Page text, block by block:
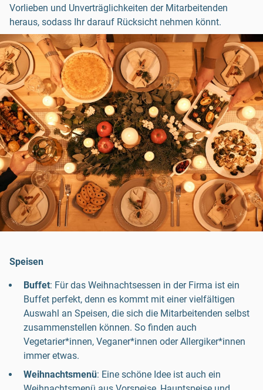
Vorlieben und Unverträglichkeiten der Mitarbeitenden
heraus, sodass Ihr darauf Rücksicht nehmen könnt.
Speisen
Buffet: Für das Weihnachtsessen in der Firma ist ein
Buffet perfekt, denn es kommt mit einer vielfältigen
Auswahl an Speisen, die sich die Mitarbeitenden selbst
zusammenstellen können. So finden auch
Vegetarier*innen, Veganer*innen oder Allergiker*innen
immer etwas.
Weihnachtsmenü: Eine schöne Idee ist auch ein